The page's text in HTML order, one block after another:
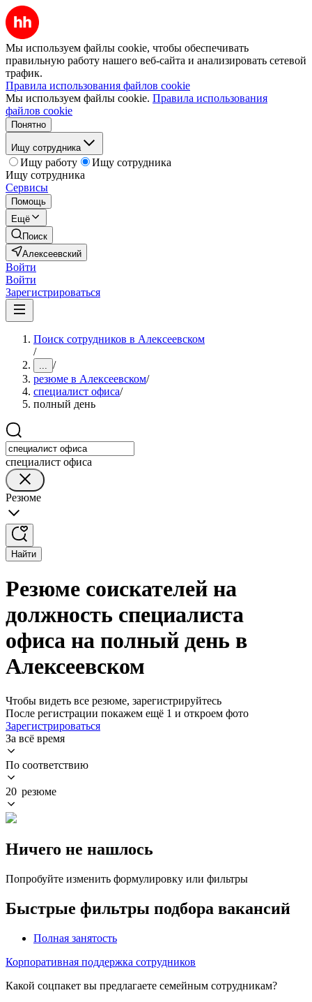
Мы используем файлы cookie, чтобы обеспечивать
правильную работу нашего веб-сайта и анализировать сетевой
трафик.
Правила использования файлов cookie
Мы используем файлы cookie. Правила использования
файлов cookie
Понятно
Ищу сотрудника
Ищу работу
Ищу сотрудника
Ищу сотрудника
Сервисы
Помощь
Ещё
Поиск
Алексеевский
Войти
Войти
Зарегистрироваться
Поиск сотрудников в Алексеевском
/
... /
резюме в Алексеевском/
специалист офиса/
полный день
специалист офиса
Резюме
Найти
Резюме соискателей на
должность специалиста
офиса на полный день в
Алексеевском
Чтобы видеть все резюме, зарегистрируйтесь
После регистрации покажем ещё 1 и откроем фото
Зарегистрироваться
За всё время
По соответствию
20 резюме
Ничего не нашлось
Попробуйте изменить формулировку или фильтры
Быстрые фильтры подбора вакансий
Полная занятость
Корпоративная поддержка сотрудников
Какой соцпакет вы предлагаете семейным сотрудникам?